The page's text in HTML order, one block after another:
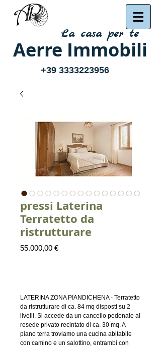
Aerre Immobili
La casa per te
+39 3333223956
pressi Laterina
Terratetto da
ristrutturare
55.000,00 €Prezzo
LATERINA ZONA PIANDICHENA - Terratetto
da ristrutturare di ca. 84 mq disposti su 2
livelli. Si accede da un cancello pedonale al
resede privato recintato di ca. 30 mq. A
piano terra troviamo una cucina abitabile
con camino e un salottino, entrambi con